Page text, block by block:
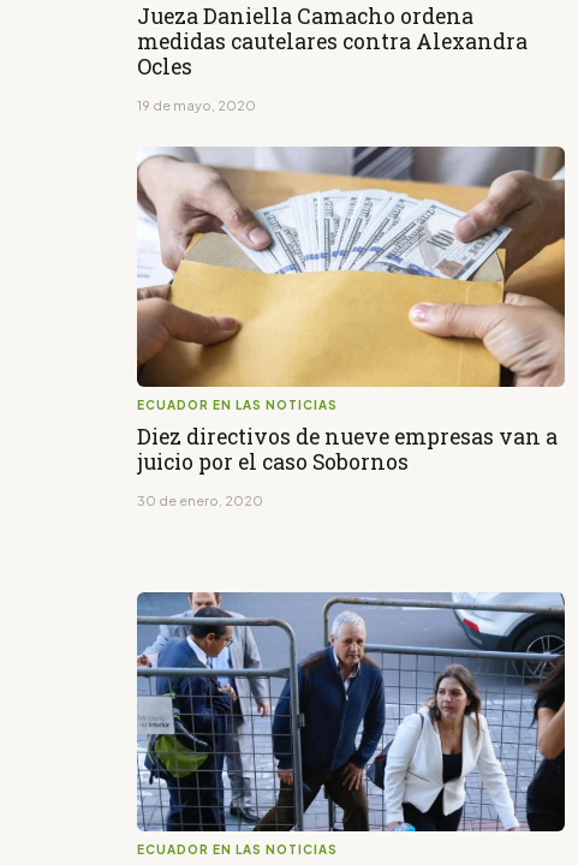
Jueza Daniella Camacho ordena
medidas cautelares contra Alexandra
Ocles
19 de mayo, 2020
ECUADOR EN LAS NOTICIAS
Diez directivos de nueve empresas van a
juicio por el caso Sobornos
30 de enero, 2020
ECUADOR EN LAS NOTICIAS